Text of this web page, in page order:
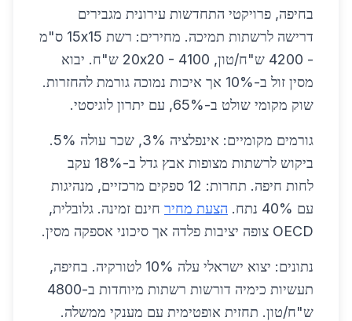
בחיפה, פרויקטי התחדשות עירונית מגבירים
דרישה לרשתות תמיכה. מחירים: רשת 15x15 ס"מ
- 4200 ש"ח/טון, 20x20 - 4100 ש"ח. יבוא
מסין זול ב-10% אך איכות נמוכה גורמת להחזרות.
שוק מקומי שולט ב-65%, עם יתרון לוגיסטי.
גורמים מקומיים: אינפלציה 3%, שכר עולה 5%.
ביקוש לרשתות מצופות אבץ גדל ב-18% עקב
לחות חיפה. תחרות: 12 ספקים מרכזיים, מנהיגות
עם 40% נתח.
הצעת מחיר חינם זמינה. גלובלית,
OECD צופה יציבות פלדה אך סיכוני אספקה מסין.
נתונים: יצוא ישראלי עלה 10% לטורקיה. בחיפה,
תעשיות כימיה דורשות רשתות מיוחדות ב-4800
ש"ח/טון. תחזית אופטימית עם מענקי ממשלה.